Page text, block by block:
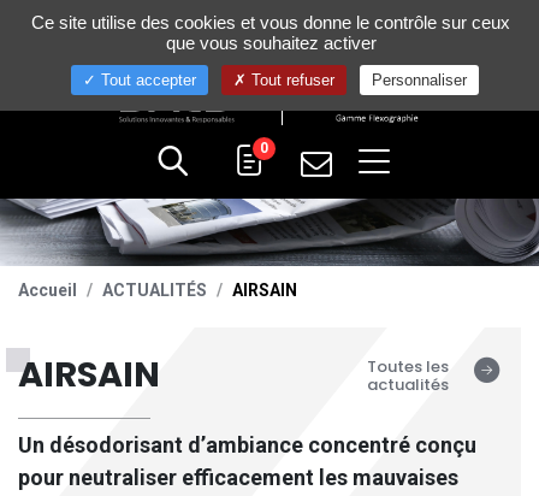
+33 (0)4 75 58 80 10
0
Accueil ACTUALITÉS AIRSAIN
AIRSAIN
Un désodorisant d’ambiance concentré conçu
pour neutraliser efficacement les mauvaises
Toutes les
actualités
Gestion de vos préférences sur les cookies
Ce site utilise des cookies et vous donne le contrôle sur ceux
que vous souhaitez activer
Tout accepter Tout refuser Personnaliser